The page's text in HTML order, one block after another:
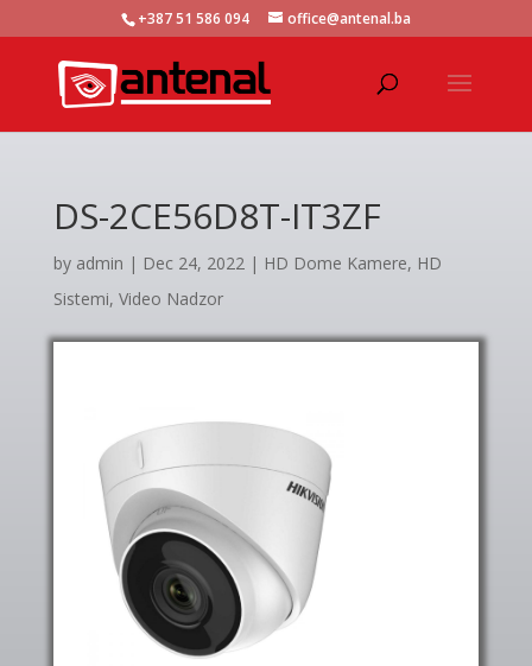
+387 51 586 094 office@antenal.ba
DS-2CE56D8T-IT3ZF
by admin | Dec 24, 2022| HD Dome Kamere, HD
Sistemi, Video Nadzor